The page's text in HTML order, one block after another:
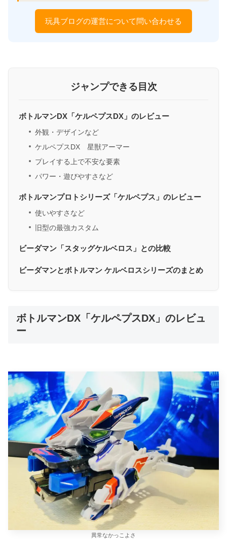
玩具ブログの運営について問い合わせる
ジャンプできる目次
ボトルマンDX「ケルペプスDX」のレビュー
外観・デザインなど
ケルペプスDX 星獣アーマー
プレイする上で不安な要素
パワー・遊びやすさなど
ボトルマンプロトシリーズ「ケルペプス」のレビュー
使いやすさなど
旧型の最強カスタム
ビーダマン「スタッグケルベロス」との比較
ビーダマンとボトルマン ケルベロスシリーズのまとめ
ボトルマンDX「ケルペプスDX」のレビュ
ー
異常なかっこよさ